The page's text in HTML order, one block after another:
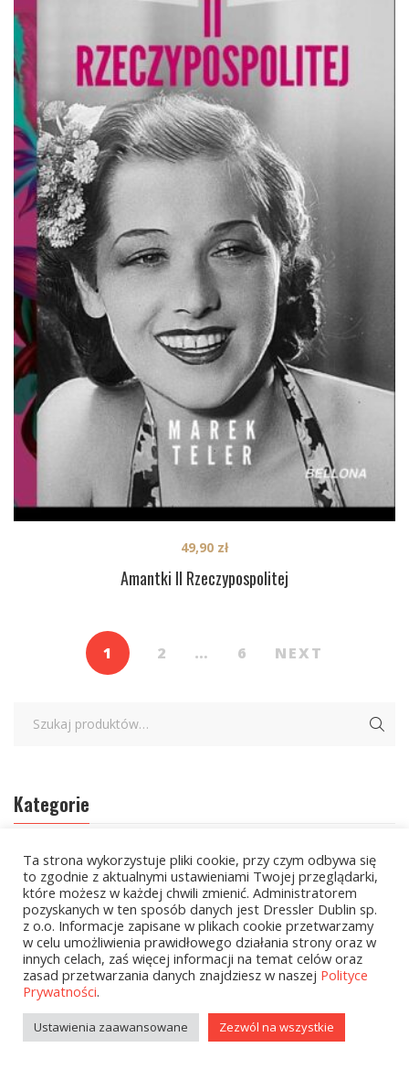
Amantki II Rzeczypospolitej
49,90 zł
1 2 … 6 NEXT
Kategorie
zobacz wszystkie
Kolekcje Biedronka
Kolekcje Biedronka - 16.02.2026
Wielcy Humaniści - 16.02.2026
Kolekcje Biedronka - 16.03.2026
Ta strona wykorzystuje pliki cookie, przy czym odbywa się
to zgodnie z aktualnymi ustawieniami Twojej przeglądarki,
które możesz w każdej chwili zmienić. Administratorem
pozyskanych w ten sposób danych jest Dressler Dublin sp.
z o.o. Informacje zapisane w plikach cookie przetwarzamy
w celu umożliwienia prawidłowego działania strony oraz w
innych celach, zaś więcej informacji na temat celów oraz
zasad przetwarzania danych znajdziesz w naszej Polityce
Prywatności.
Ustawienia zaawansowane Zezwól na wszystkie